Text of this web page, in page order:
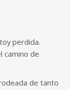
perdida.
camino de
de tanto